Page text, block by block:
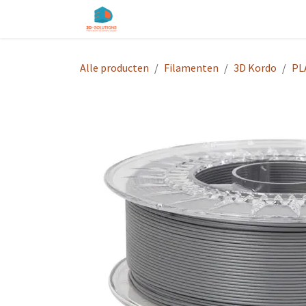
Overslaan naar inhoud
Alle producten Filamenten 3D Kordo